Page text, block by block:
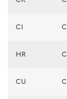
CI
HR
CU